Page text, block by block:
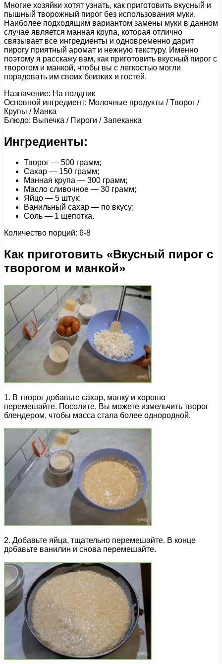
Многие хозяйки хотят узнать, как приготовить вкусный и
пышный творожный пирог без использования муки.
Наиболее подходящим вариантом замены муки в данном
случае является манная крупа, которая отлично
связывает все ингредиенты и одновременно дарит
пирогу приятный аромат и нежную текстуру. Именно
поэтому я расскажу вам, как приготовить вкусный пирог с
творогом и манкой, чтобы вы с легкостью могли
порадовать им своих близких и гостей.
Назначение: На полдник
Основной ингредиент: Молочные продукты / Творог /
Крупы / Манка
Блюдо: Выпечка / Пироги / Запеканка
Ингредиенты:
Творог — 500 грамм;
Сахар — 150 грамм;
Манная крупа — 300 грамм;
Масло сливочное — 30 грамм;
Яйцо — 5 штук;
Ванильный сахар — по вкусу;
Соль — 1 щепотка.
Количество порций: 6-8
Как приготовить «Вкусный пирог с
творогом и манкой»
1. В творог добавьте сахар, манку и хорошо
перемешайте. Посолите. Вы можете измельчить творог
блендером, чтобы масса стала более однородной.
2. Добавьте яйца, тщательно перемешайте. В конце
добавьте ванилин и снова перемешайте.